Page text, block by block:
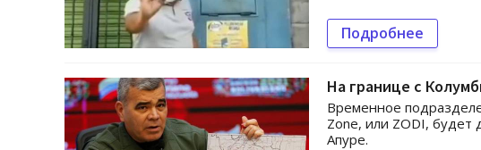
Подробнее
На границе с
Временное
Zone, или ZODI, будет
Апуре.